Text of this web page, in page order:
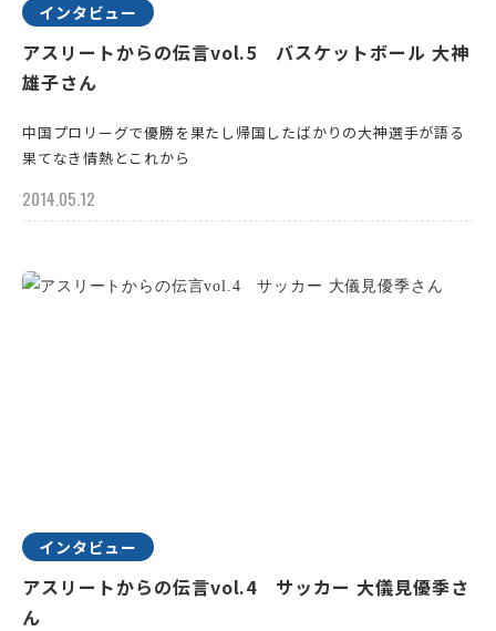
インタビュー
アスリートからの伝言vol.5 バスケットボール 大神
雄子さん
中国プロリーグで優勝を果たし帰国したばかりの大神選手が語る
果てなき情熱とこれから
2014.05.12
インタビュー
アスリートからの伝言vol.4 サッカー 大儀見優季さ
ん